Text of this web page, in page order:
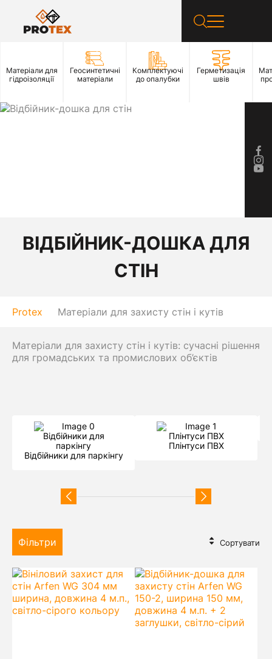
Матеріали для
гідроізоляції
Геосинтетичні
матеріали
Комплектуючі
до опалубки
Герметизація
швів
ВІДБІЙНИК-ДОШКА ДЛЯ
СТІН
Protex Матеріали для захисту стін і кутів
Матеріали для захисту стін і кутів: сучасні рішення
для громадських та промислових об’єктів
Відбійники для паркінгу
Плінтуси ПВХ
Фільтри Сортувати